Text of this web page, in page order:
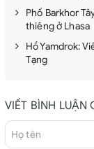
Phố Barkhor
thiêng ở Lhasa
Hồ Yamdrok:
Tạng
VIẾT BÌNH LUẬN